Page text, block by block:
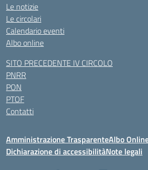
Le notizie
Le circolari
Calendario eventi
Albo online
SITO PRECEDENTE IV CIRCOLO
PNRR
PON
PTOF
Contatti
Amministrazione TrasparenteAlbo
Dichiarazione di accessibilitàNote legali